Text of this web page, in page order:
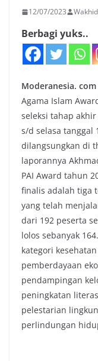
12/07/2023 Wakhid
Berbagi yuks..
Moderanesia.
Agama Islam
seleksi tahap
s/d selasa tanggal
dilangsungkan di
laporannya
PAI Award tahun
finalis adalah tiga
yang telah
dari 192 peserta
lolos sebanyak
kategori
pemberdayaan
pendampingan
peningkatan
pelestarian
perlindungan